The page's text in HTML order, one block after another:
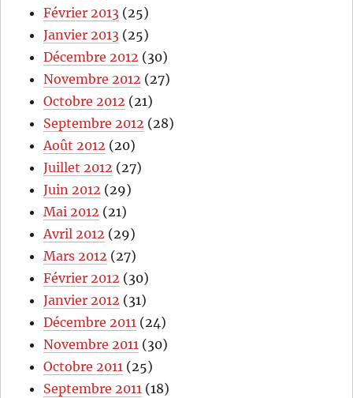
Février 2013 (25)
Janvier 2013 (25)
Décembre 2012 (30)
Novembre 2012 (27)
Octobre 2012 (21)
Septembre 2012 (28)
Août 2012 (20)
Juillet 2012 (27)
Juin 2012 (29)
Mai 2012 (21)
Avril 2012 (29)
Mars 2012 (27)
Février 2012 (30)
Janvier 2012 (31)
Décembre 2011 (24)
Novembre 2011 (30)
Octobre 2011 (25)
Septembre 2011 (18)